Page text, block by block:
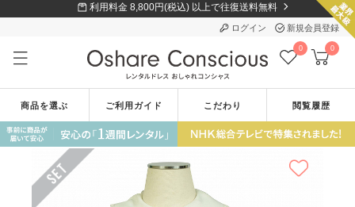
利用料金 8,800円(税込) 以上で往復送料無料
ログイン 新規会員登録
0 0
商品を選ぶ ご利用ガイド こだわり 閲覧履歴